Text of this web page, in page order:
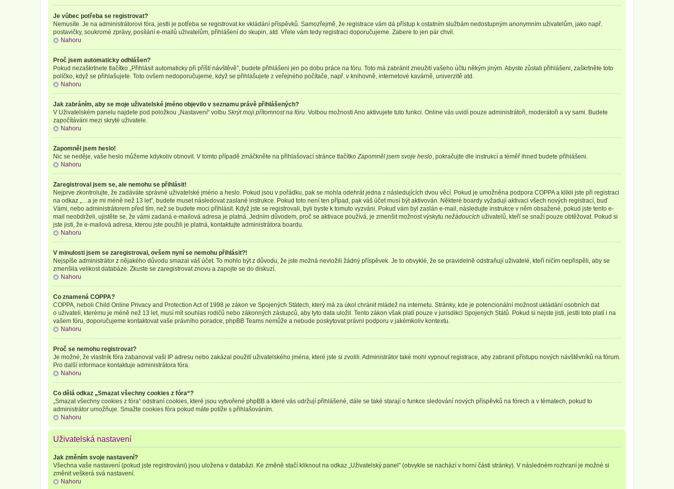
Je vůbec potřeba se registrovat?
Nemusíte. Je na administrátorovi fóra, jestli je potřeba se registrovat ke vkládání příspěvků. Samozřejmě, že registrace vám dá přístup k ostatním službám nedostupným anonymním uživatelům, jako např.
postavičky, soukromé zprávy, posílání e-mailů uživatelům, přihlášení do skupin, atd. Vřele vám tedy registraci doporučujeme. Zabere to jen pár chvil.
Nahoru
Proč jsem automaticky odhlášen?
Pokud nezaškrtnete tlačítko „Přihlásit automaticky při příští návštěvě”, budete přihlášeni jen po dobu práce na fóru. Toto má zabránit zneužití vašeho účtu někým jiným. Abyste zůstali přihlášeni, zaškrtněte toto
políčko, když se přihlašujete. Toto ovšem nedoporučujeme, když se přihlašujete z veřejného počítače, např. v knihovně, internetové kavárně, univerzitě atd.
Nahoru
Jak zabráním, aby se moje uživatelské jméno objevilo v seznamu právě přihlášených?
V Uživatelském panelu najdete pod položkou „Nastavení“ volbu Skrýt moji přítomnost na fóru . Volbou možnosti Ano aktivujete tuto funkci. Online vás uvidí pouze administrátoři, moderátoři a vy sami. Budete
započítáváni mezi skryté uživatele.
Nahoru
Zapomněl jsem heslo!
Nic se neděje, vaše heslo můžeme kdykoliv obnovit. V tomto případě zmáčkněte na přihlašovací stránce tlačítko Zapomněl jsem svoje heslo , pokračujte dle instrukcí a téměř ihned budete přihlášeni.
Nahoru
Zaregistroval jsem se, ale nemohu se přihlásit!
Nejprve zkontrolujte, že zadáváte správné uživatelské jméno a heslo. Pokud jsou v pořádku, pak se mohla odehrát jedna z následujících dvou věcí. Pokud je umožněna podpora COPPA a klikli jste při registraci
na odkaz „…a je mi méně než 13 let”, budete muset následovat zaslané instrukce. Pokud toto není ten případ, pak váš účet musí být aktivován. Některé boardy vyžadují aktivaci všech nových registrací, buď
Vámi, nebo administrátorem před tím, než se budete moci přihlásit. Když jste se registrovali, byli byste k tomuto vyzváni. Pokud vám byl zaslán e-mail, následujte instrukce v něm obsažené, pokud jste tento e-
mail neobdrželi, ujistěte se, že vámi zadaná e-mailová adresa je platná. Jedním důvodem, proč se aktivace používá, je zmenšit možnost výskytu nežádoucích uživatelů, kteří se snaží pouze obtěžovat. Pokud si
jste jisti, že e-mailová adresa, kterou jste použili je platná, kontaktujte administrátora boardu.
Nahoru
V minulosti jsem se zaregistroval, ovšem nyní se nemohu přihlásit?!
Nejspíše administrátor z nějakého důvodu smazal váš účet. To mohlo být z důvodu, že jste možná nevložili žádný příspěvek. Je to obvyklé, že se pravidelně odstraňují uživatelé, kteří ničím nepřispěli, aby se
zmenšila velikost databáze. Zkuste se zaregistrovat znovu a zapojte se do diskuzí.
Nahoru
Co znamená COPPA?
COPPA, neboli Child Online Privacy and Protection Act of 1998 je zákon ve Spojených Státech, který má za úkol chránit mládež na internetu. Stránky, kde je potencionální možnost ukládání osobních dat
o uživateli, kterému je méně než 13 let, musí mít souhlas rodičů nebo zákonných zástupců, aby tyto data uložil. Tento zákon však platí pouze v jurisdikci Spojených Států. Pokud si nejste jisti, jestli toto platí i na
vašem fóru, doporučujeme kontaktovat vaše právního poradce, phpBB Teams nemůže a nebude poskytovat právni podporu v jakémkoliv kontextu.
Nahoru
Proč se nemohu registrovat?
Je možné, že vlastník fóra zabanoval vaši IP adresu nebo zakázal použití uživatelského jména, které jste si zvolili. Administrátor také mohl vypnout registrace, aby zabranil přístupu nových návštěvníků na fórum.
Pro další informace kontaktuje administrátora fóra.
Nahoru
Co dělá odkaz „Smazat všechny cookies z fóra“?
„Smazat všechny cookies z fóra“ odstraní cookies, které jsou vytvořené phpBB a které vás udržují přihlášené, dále se také starají o funkce sledování nových příspěvků na fórech a v tématech, pokud to
administrátor umožňuje. Smažte cookies fóra pokud máte potíže s přihlašováním.
Nahoru
Uživatelská nastavení
Jak změním svoje nastavení?
Všechna vaše nastavení (pokud jste registrováni) jsou uložena v databázi. Ke změně stačí kliknout na odkaz „Uživatelský panel” (obvykle se nachází v horní části stránky). V následném rozhraní je možné si
změnit veškerá svá nastavení.
Nahoru